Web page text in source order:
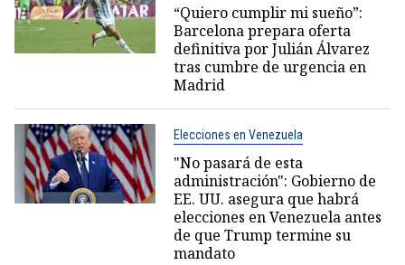
“Quiero cumplir mi sueño”:
Barcelona prepara oferta
definitiva por Julián Álvarez
tras cumbre de urgencia en
Madrid
Elecciones en Venezuela
"No pasará de esta
administración": Gobierno de
EE. UU. asegura que habrá
elecciones en Venezuela antes
de que Trump termine su
mandato